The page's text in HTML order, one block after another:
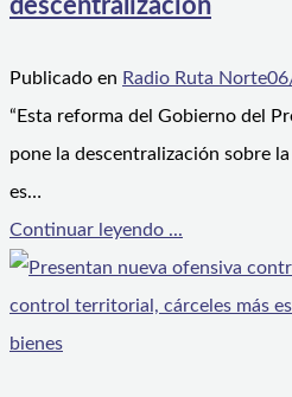
descentralización
Publicado en Radio Ruta Norte
“Esta reforma del Gobierno del
pone la descentralización sobre
es…
Continuar leyendo ...